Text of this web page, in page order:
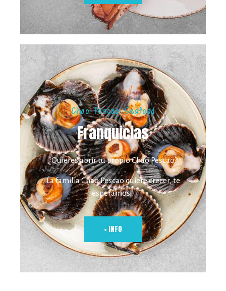
Chao Pescao Seafood
Franquicias
¿Quieres abrir tu propio Chao Pescao?
La familia Chao Pescao quiere crecer, te
esperamos!!
+ INFO